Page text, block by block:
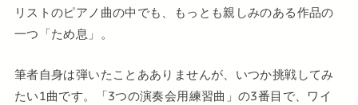
リストのピアノ曲の中でも、もっとも親しみのある作品の
一つ「ため息」。
筆者自身は弾いたことあありませんが、いつか挑戦してみ
たい1曲です。「3つの演奏会用練習曲」の3番目で、ワイ